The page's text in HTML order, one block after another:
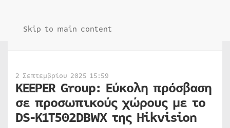
Skip to main content
2 Σεπτεμβρίου 2025 15:59
KEEPER Group: Εύκολη πρόσβαση
σε προσωπικούς χώρους με το
DS-K1T502DBWX της Hikvision